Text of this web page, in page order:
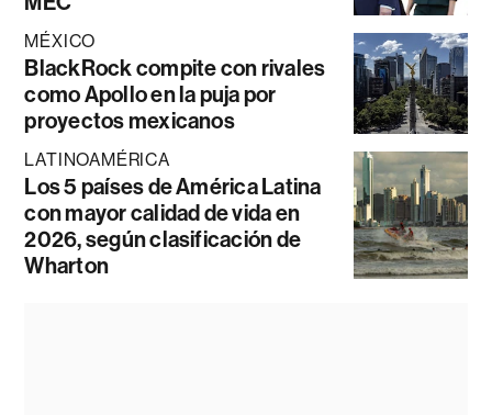
MÉXICO
BlackRock compite con rivales
como Apollo en la puja por
proyectos mexicanos
LATINOAMÉRICA
Los 5 países de América Latina
con mayor calidad de vida en
2026, según clasificación de
Wharton